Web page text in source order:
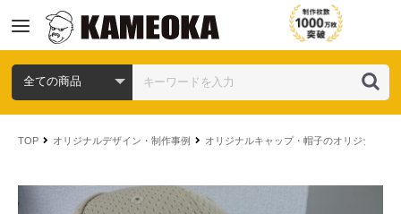
ン
TOP オリジナルデザイン・制作事例 オリジナルキャップ・帽子のオリジナルデ